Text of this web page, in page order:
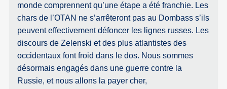
monde comprennent qu’une étape a été franchie. Les
chars de l’OTAN ne s’arrêteront pas au Dombass s’ils
peuvent effectivement défoncer les lignes russes. Les
discours de Zelenski et des plus atlantistes des
occidentaux font froid dans le dos. Nous sommes
désormais engagés dans une guerre contre la
Russie, et nous allons la payer cher,